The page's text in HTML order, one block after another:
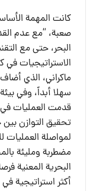
كانت المهمة
صعبة، “مع عدم
البحر، حتى مع
الاستراتيجيات في
ماكراني، الذي
سهلا أبداً، وفي
قدمت العمليات في
تحقيق التوازن بين
لمواصلة العمليات
مضطربة ومليئة
البحرية المعنية
أكثر استراتيجية